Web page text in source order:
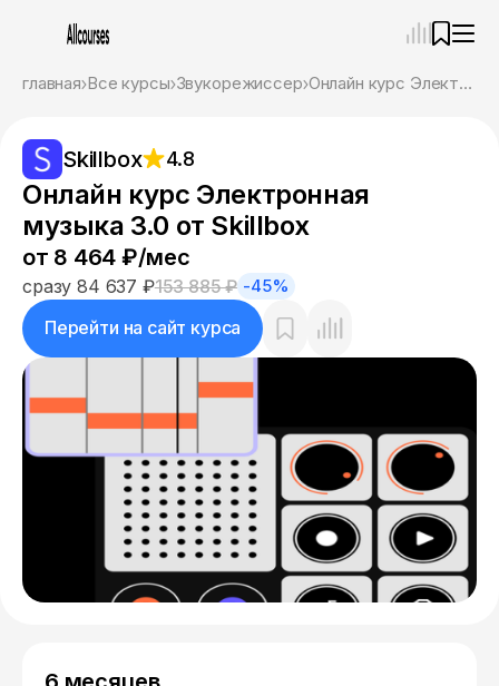
главная Все курсы Звукорежиссер Онлайн курс Электронная музыка 3.0 от Skillbox
Skillbox 4.8
Онлайн курс Электронная
музыка 3.0 от Skillbox
от 8 464 ₽/мес
сразу 84 637 ₽153 885 ₽ -45%
Перейти на сайт курса
Ассистент
Привет! Я Ваш карьерный навигатор. Подберу
курсы, которые соответствует именно вашим
целям.
Пожалуйста, ответьте на несколько вопросов,
чтобы начать.
Приступим?